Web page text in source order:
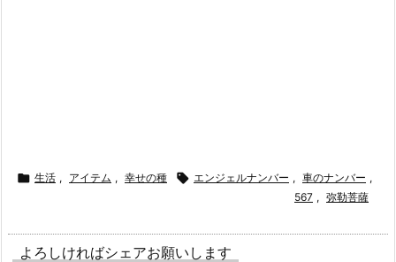
 生活 , アイテム , 幸せの種  エンジェルナンバー , 車のナンバー ,
567 , 弥勒菩薩
よろしければシェアお願いします